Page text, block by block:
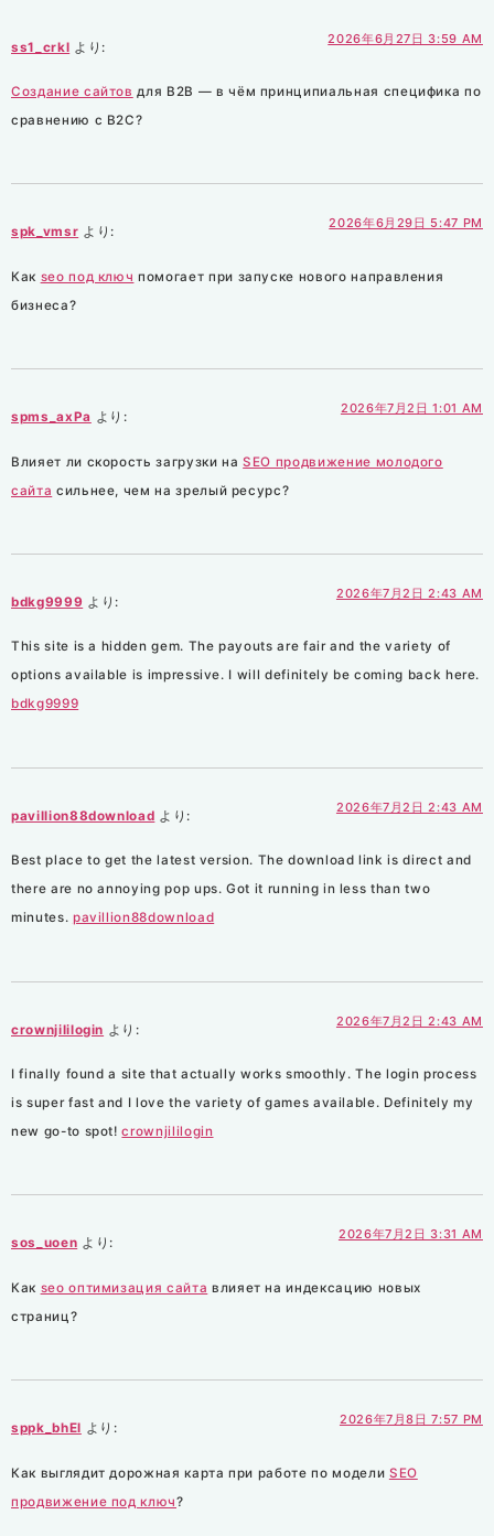
ss1_crkl より:
2026年6月27日 3:59 AM
Создание сайтов для B2B — в чём принципиальная специфика по
сравнению с B2C?
spk_vmsr より:
2026年6月29日 5:47 PM
Как seo под ключ помогает при запуске нового направления
бизнеса?
spms_axPa より:
2026年7月2日 1:01 AM
Влияет ли скорость загрузки наSEO продвижение молодого
сайта сильнее, чем на зрелый ресурс?
bdkg9999 より:
2026年7月2日 2:43 AM
This site is a hidden gem. The payouts are fair and the variety of
options available is impressive. I will definitely be coming back here.
bdkg9999
pavillion88download より:
2026年7月2日 2:43 AM
Best place to get the latest version. The download link is direct and
there are no annoying pop ups. Got it running in less than two
minutes. pavillion88download
crownjililogin より:
2026年7月2日 2:43 AM
I finally found a site that actually works smoothly. The login process
is super fast and I love the variety of games available. Definitely my
new go-to spot!crownjililogin
sos_uoen より:
2026年7月2日 3:31 AM
Как seo оптимизация сайта влияет на индексацию новых
страниц?
sppk_bhEl より:
2026年7月8日 7:57 PM
Как выглядит дорожная карта при работе по модели SEO
продвижение под ключ?